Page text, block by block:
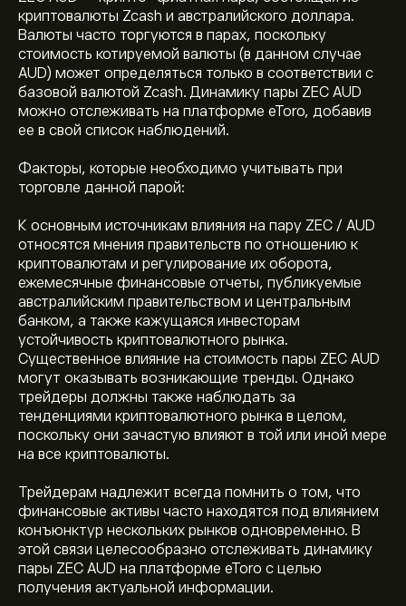
криптовалюты Zcash и австралийского доллара.
Валюты часто торгуются в парах, поскольку
стоимость котируемой валюты (в данном случае
AUD) может определяться только в соответствии с
базовой валютой Zcash. Динамику пары ZEC AUD
можно отслеживать на платформе eToro, добавив
ее в свой список наблюдений.
Факторы, которые необходимо учитывать при
торговле данной парой:
К основным источникам влияния на пару ZEC / AUD
относятся мнения правительств по отношению к
криптовалютам и регулирование их оборота,
ежемесячные финансовые отчеты, публикуемые
австралийским правительством и центральным
банком, а также кажущаяся инвесторам
устойчивость криптовалютного рынка.
Существенное влияние на стоимость пары ZEC AUD
могут оказывать возникающие тренды. Однако
трейдеры должны также наблюдать за
тенденциями криптовалютного рынка в целом,
поскольку они зачастую влияют в той или иной мере
на все криптовалюты.
Трейдерам надлежит всегда помнить о том, что
финансовые активы часто находятся под влиянием
конъюнктур нескольких рынков одновременно. В
этой связи целесообразно отслеживать динамику
пары ZEC AUD на платформе eToro с целью
получения актуальной информации.
Текущая цена ZECAUD — это 720.0640‎A$‎ долларов
США
Рыночная капитализация Zcash / Australian Dollar —
это (Данные сейчас недоступны)
Исторический максимум Zcash / Australian Dollar —
1,134.1516‎A$‎ долларов США